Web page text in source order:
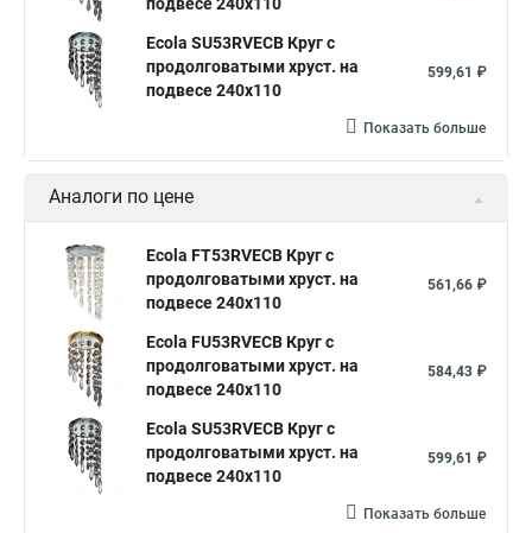
Ecola SU53RVECB Круг с
продолговатыми хруст. на
подвесе 240x110
599,61 ₽
Показать больше
Аналоги по цене
Ecola FT53RVECB Круг с
продолговатыми хруст. на
подвесе 240x110
561,66 ₽
Ecola FU53RVECB Круг с
продолговатыми хруст. на
подвесе 240x110
584,43 ₽
Ecola SU53RVECB Круг с
продолговатыми хруст. на
подвесе 240x110
599,61 ₽
Показать больше